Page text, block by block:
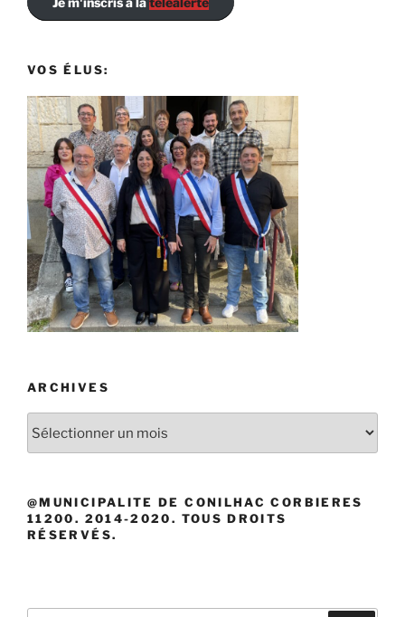
VOS ÉLUS:
ARCHIVES
@MUNICIPALITE DE CONILHAC CORBIERES
11200. 2014-2020. TOUS DROITS
RÉSERVÉS.